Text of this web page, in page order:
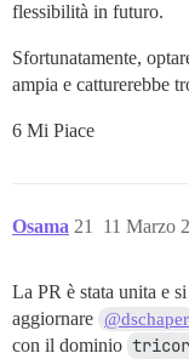
flessibilità in futuro.
Sfortunatamente,
ampia e catturerebbe
6 Mi Piace
Osama 11 Marzo
21
La PR è stata unita e
aggiornare @dschaper
con il dominio